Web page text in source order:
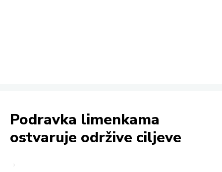
Podravka limenkama
ostvaruje održive ciljeve